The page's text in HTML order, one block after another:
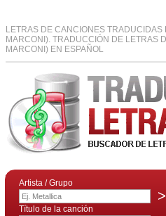
LETRAS DE CANCIONES TRADUCIDAS
MARCONI). TRADUCCIÓN DE LETRAS
MARCONI) EN ESPAÑOL
Artista / Grupo
>
Título de la canción